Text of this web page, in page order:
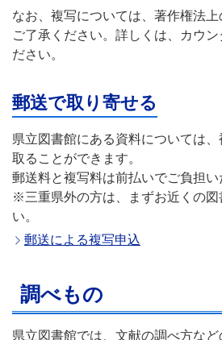
なお、複写については、著作権法
ご了承ください。詳しくは、カウン
ださい。
郵送で取り寄せる
県立図書館にある資料については
取ることができます。
郵送料と複写料は前払いでご負担い
※三重県外の方は、まずお近くの図
い。
郵送による複写申込
調べもの
県立図書館では、文献の調べ方な